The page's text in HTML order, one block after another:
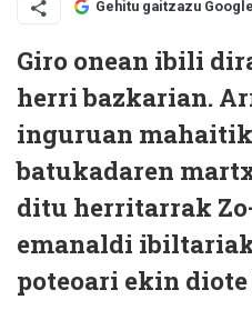
Gehitu gaitzazu
Giro onean ibili
herri bazkarian.
inguruan
batukadaren
ditu herritarrak
emanaldi
poteoari ekin